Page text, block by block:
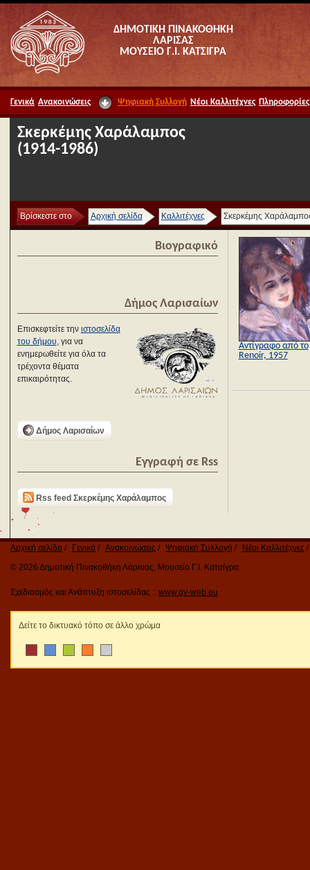
ΔΗΜΟΤΙΚΗ ΠΙΝΑΚΟΘΗΚΗ
ΛΑΡΙΣΑΣ
ΜΟΥΣΕΙΟ Γ.Ι. ΚΑΤΣΙΓΡΑ
Γενικά Ανακοινώσεις Ψηφιακή Συλλογή Νέοι Καλλιτέχνες Πληροφορίες
Σκερκέμης Χαράλαμπος
(1914-1986)
Βρίσκεστε στο Αρχική σελίδα Καλλιτέχνες Σκερκέμης
Βιογραφικό
Δήμος Λαρισαίων
Επισκεφτείτε την ιστοσελίδα
του δήμου, για να
ενημερωθείτε για όλα τα
τρέχοντα θέματα
επικαιρότητας.
Δήμος Λαρισαίων
Εγγραφή σε Rss
Rss feed Σκερκέμης Χαράλαμπος
Αντίγραφο από το
Renoir, 1957
Αρχική σελίδα Γενικά Ανακοινώσεις Ψηφιακή Συλλογή
Νέοι Καλλιτέχνες
© 2026 Δημοτική Πινακοθήκη Λάρισας, Μουσείο Γ.Ι. Κατσίγρα
Σχεδιασμός και Ανάπτυξη ιστοσελίδας :: www.qv-web.eu
Δείτε το δικτυακό τόπο σε άλλο χρώμα